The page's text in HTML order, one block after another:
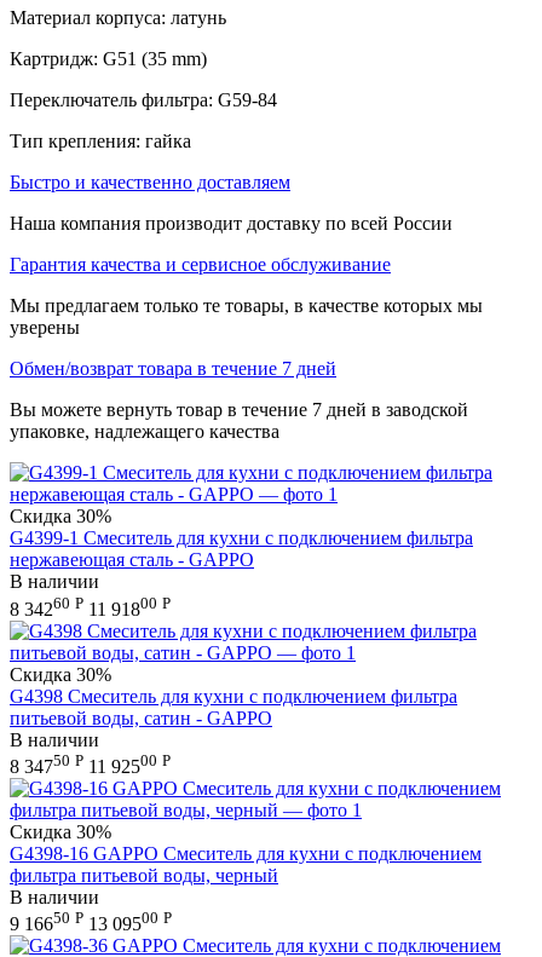
Материал корпуса: латунь
Картридж: G51 (35 mm)
Переключатель фильтра: G59-84
Тип крепления: гайка
Быстро и качественно доставляем
Наша компания производит доставку по всей России
Гарантия качества и сервисное обслуживание
Мы предлагаем только те товары, в качестве которых мы
уверены
Обмен/возврат товара в течение 7 дней
Вы можете вернуть товар в течение 7 дней в заводской
упаковке, надлежащего качества
Скидка 30%
G4399-1 Смеситель для кухни с подключением фильтра
нержавеющая сталь - GAPPO
В наличии
8 34260 Р 11 91800 Р
Скидка 30%
G4398 Смеситель для кухни с подключением фильтра
питьевой воды, сатин - GAPPO
В наличии
8 34750 Р 11 92500 Р
Скидка 30%
G4398-16 GAPPO Смеситель для кухни с подключением
фильтра питьевой воды, черный
В наличии
9 16650 Р 13 09500 Р